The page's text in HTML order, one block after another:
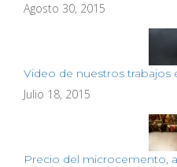
Agosto 30, 2015
Video de nuestros
Julio 18, 2015
Precio del microcemento,